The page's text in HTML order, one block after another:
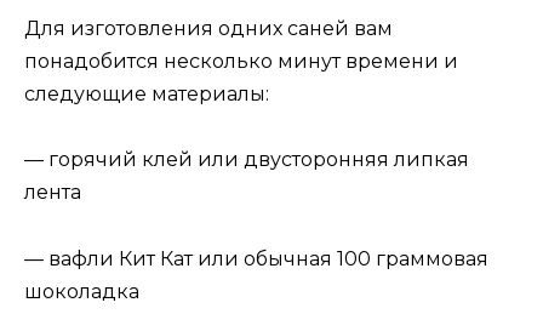
Для изготовления одних саней вам
понадобится несколько минут времени и
следующие материалы:
— горячий клей или двусторонняя липкая
лента
— вафли Кит Кат или обычная 100 граммовая
шоколадка